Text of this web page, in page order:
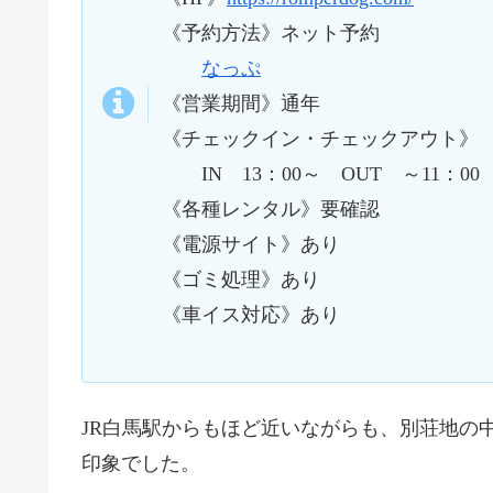
《予約方法》ネット予約
なっぷ
《営業期間》通年
《チェックイン・チェックアウト》
IN 13：00～ OUT ～11：00
《各種レンタル》要確認
《電源サイト》あり
《ゴミ処理》あり
《車イス対応》あり
JR白馬駅からもほど近いながらも、別荘地
印象でした。